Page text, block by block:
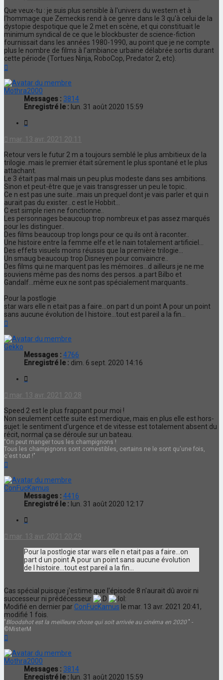
Que veux-tu : je suis plus sensible à l'univers du western et à
l'hommage que Zemeckis rend à ce genre dans le 3 qu'à celui de la
dystopie despotique que le 2 met en scène, et qui constituait le
minimum syndical de ce que le blockbuster de science-fiction
fournissait dans les années 1980-1990, au point que je ne compte
plus le nombre de films à l'ambiance urbaine délabrée sortis durant
cette période (Tortues Ninja, RoboCop, Predator 2, etc).
Mothra2000
Messages : 3814
Enregistré le : lun. 31 août 2020 15:59
mar. 13 avr. 2021 20:11
Retour vers le futur 2 m a toujours semblé le plus ambitieux de la
trilogie..mais le premier était sûrement le plus spontané et le plus
attachant.
Le 3 était pas mal mais un peu plus modeste dans ses ambitions.
Sinon et peut-être que je vais transgresser un peu le topic..
Ce n est pas une suite...mais un prequel dont je vais parler et qui n
aurait pas du exister...c est le Hobbit...
C est simple rien ne fonctionne..
Les personnages beaucoup trop nombreux et pas assez marqués
pour les distinguer..
Des films beaucoup trop longs pour ce qu ils ont à raconter..
Une histoire entre la femme elfe et le nain totalement artificiel...
Des effets visuels moins réussis que la première trilogie...
Un smaug beaucoup trop Disneyen pour convaincre..
Des films qui ne marquent pas les mémoires...d ailleurs je ne me
souviens même pas des noms des persos..a part Bilbo et
Gandalf...même eux ne sont pas spécialement marquants..
Pour la postlogie
star wars elle n etait pas a faire...on part d un point A pour un point
sans aucune évolution de l histoire...tout est pareil a la fin...
Gekko
Messages : 4766
Enregistré le : dim. 6 sept. 2020 14:16
mar. 13 avr. 2021 20:28
Speed 2 est le plus frappant pour moi !
Non seulement cette suite est merdique, mais en plus elle est hors-
sujet: le sentiment d'urgence et de vitesse est totalement absent du
récit, normal ça se déroule sur un bateau.
"On peut manger tous les champignons !
Tous les champignons sont comestibles, certains ne le sont qu'une fois,
c'est tout !"
ConFucKamus
Messages : 4416
Enregistré le : lun. 31 août 2020 12:17
mar. 13 avr. 2021 20:29
Pour la postlogie star wars elle n etait pas a faire...on
part d un point A pour un point sans aucune évolution
de l histoire...tout est pareil a la fin...
Cas spécial puisque j'estime que l'épisode 8 n'aurait dû avoir ni
successeur ni prédécesseur
Modifié en dernier par ConFucKamus le mar. 13 avr. 2021 20:41,
modifié 1 fois.
"Bloodshot est la meilleure chose qui soit arrivée au cinéma en 2020 " -
©MisterM
Mothra2000
Messages : 3814
Enregistré le : lun. 31 août 2020 15:59